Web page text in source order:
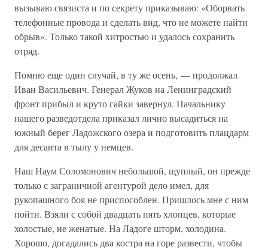
вызываю связиста и по секрету приказываю: «Оборвать
телефонные провода и сделать вид, что не можете найти
обрыв». Только такой хитростью и удалось сохранить
отряд.
Помню еще один случай, в ту же осень, — продолжал
Иван Васильевич. Генерал Жуков на Ленинградский
фронт прибыл и круто гайки завернул. Начальнику
нашего разведотдела приказал лично высадиться на
южный берег Ладожского озера и подготовить плацдарм
для десанта в тылу у немцев.
Наш Наум Соломонович небольшой, щуплый, он прежде
только с заграничной агентурой дело имел, для
рукопашного боя не приспособлен. Пришлось мне с ним
пойти. Взяли с собой двадцать пять хлопцев, которые
холостые, не женатые. На Ладоге шторм, холодина.
Хорошо, догадались два костра на горе развести, чтобы